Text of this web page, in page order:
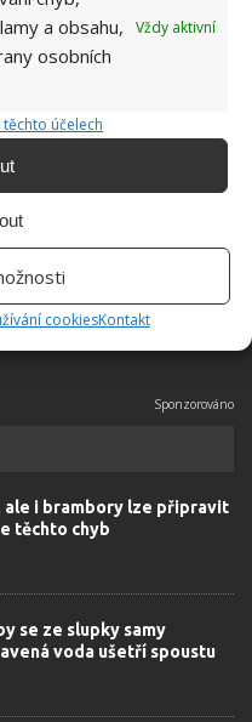
a obsahu,
osobních
Vždy aktivní
účelech
cookiesKontakt
BRAMBOR SKLEP
České zemědělské
který je již od malička
V podstatě vše, co je
v j...[Více o autorovi]
ale i brambory lze připravit
těchto chyb
se ze slupky samy
voda ušetří spoustu